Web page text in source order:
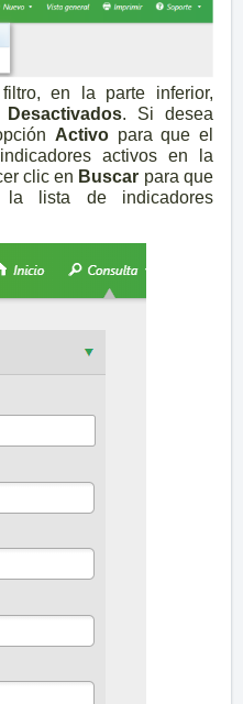
en la parte inferior,
Desactivados. Si desea
Activo para que el
activos en la
clic en Buscar para que
la lista de indicadores